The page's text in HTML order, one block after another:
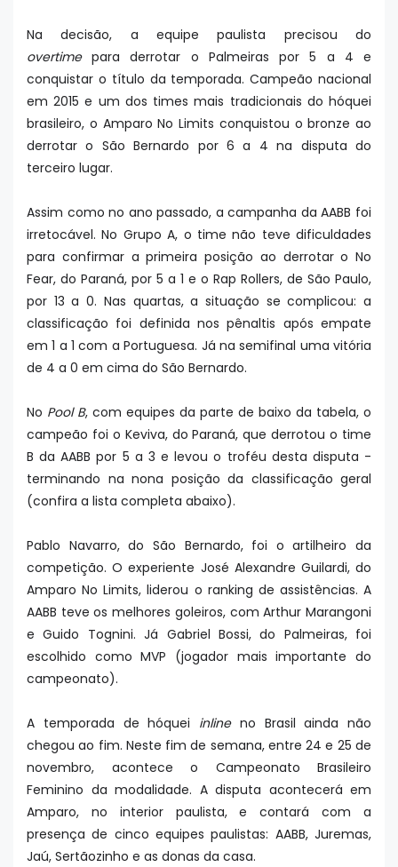
Na decisão, a equipe paulista precisou do
overtimepara derrotar o Palmeiras por 5 a 4 e
conquistar o título da temporada. Campeão nacional
em 2015 e um dos times mais tradicionais do hóquei
brasileiro, o Amparo No Limits conquistou o bronze ao
derrotar o São Bernardo por 6 a 4 na disputa do
terceiro lugar.
Assim como no ano passado, a campanha da AABB foi
irretocável. No Grupo A, o time não teve dificuldades
para confirmar a primeira posição ao derrotar o No
Fear, do Paraná, por 5 a 1 e o Rap Rollers, de São Paulo,
por 13 a 0. Nas quartas, a situação se complicou: a
classificação foi definida nos pênaltis após empate
em 1 a 1 com a Portuguesa. Já na semifinal uma vitória
de 4 a 0 em cima do São Bernardo.
No Pool B, com equipes da parte de baixo da tabela, o
campeão foi o Keviva, do Paraná, que derrotou o time
B da AABB por 5 a 3 e levou o troféu desta disputa -
terminando na nona posição da classificação geral
(confira a lista completa abaixo).
Pablo Navarro, do São Bernardo, foi o artilheiro da
competição. O experiente José Alexandre Guilardi, do
Amparo No Limits, liderou o ranking de assistências. A
AABB teve os melhores goleiros, com Arthur Marangoni
e Guido Tognini. Já Gabriel Bossi, do Palmeiras, foi
escolhido como MVP (jogador mais importante do
campeonato).
A temporada de hóquei inlineno Brasil ainda não
chegou ao fim. Neste fim de semana, entre 24 e 25 de
novembro, acontece o Campeonato Brasileiro
Feminino da modalidade. A disputa acontecerá em
Amparo, no interior paulista, e contará com a
presença de cinco equipes paulistas: AABB, Juremas,
Jaú, Sertãozinho e as donas da casa.